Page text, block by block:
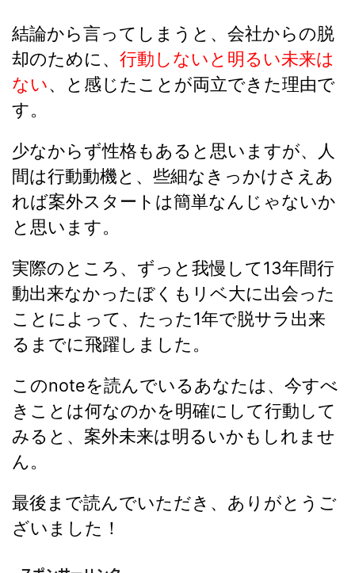
結論から言ってしまうと、会社からの脱
却のために、 行動しないと明るい未来は
ない、と感じたことが両立できた理由で
す。
少なからず性格もあると思いますが、人
間は行動動機と、些細なきっかけさえあ
れば案外スタートは簡単なんじゃないか
と思います。
実際のところ、ずっと我慢して13年間行
動出来なかったぼくもリベ大に出会った
ことによって、たった1年で脱サラ出来
るまでに飛躍しました。
このnoteを読んでいるあなたは、今すべ
きことは何なのかを明確にして行動して
みると、案外未来は明るいかもしれませ
ん。
最後まで読んでいただき、ありがとうご
ざいました！